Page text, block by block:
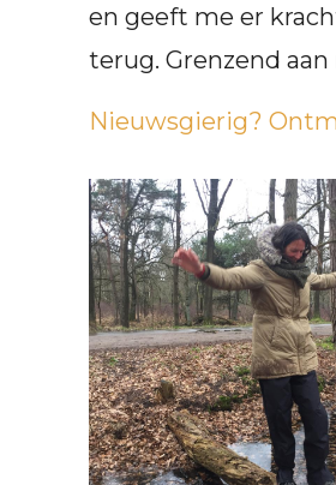
en geeft me er
terug. Grenzend
Nieuwsgierig?